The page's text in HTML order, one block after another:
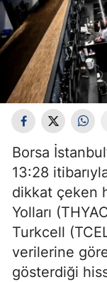
Borsa
13:28
dikkat çeken
Yolları
Turkcell
verilerine
gösterdiği